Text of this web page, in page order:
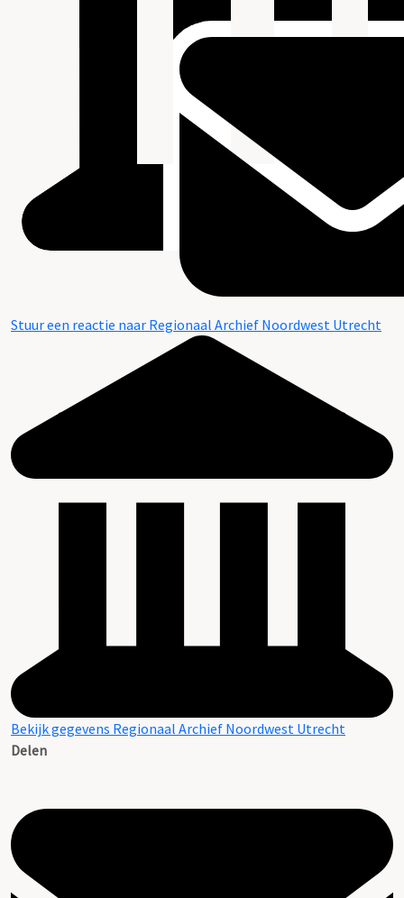
Stuur een reactie naar Regionaal Archief Noordwest Utrecht
Bekijk gegevens Regionaal Archief Noordwest Utrecht
Delen